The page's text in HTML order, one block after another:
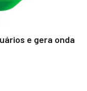
e gera onda